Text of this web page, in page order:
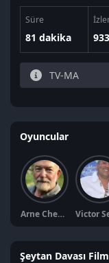
Süre
81 dakika 933
TV-MA
Oyuncular
Arne Cheyenne Johnson
Şeytan Davası